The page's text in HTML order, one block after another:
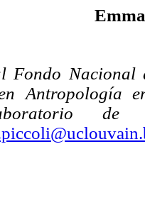
Fondo Nacional
Antropología
de